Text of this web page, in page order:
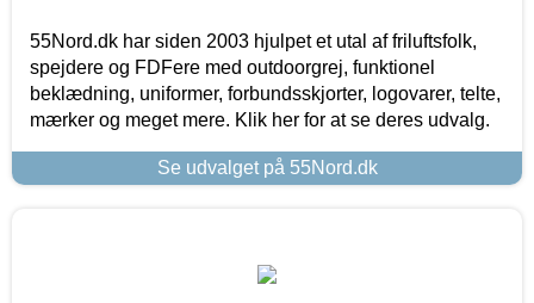
55Nord.dk har siden 2003 hjulpet et utal af friluftsfolk,
spejdere og FDFere med outdoorgrej, funktionel
beklædning, uniformer, forbundsskjorter, logovarer, telte,
mærker og meget mere. Klik her for at se deres udvalg.
Se udvalget på 55Nord.dk